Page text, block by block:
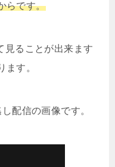
らです。
見ることが出来ます
ます。
配信の画像です。